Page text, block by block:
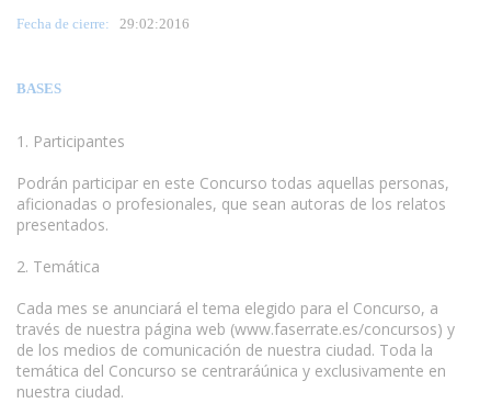
Fecha de cierre: 29:02:2016
BASES
1. Participantes
Podrán participar en este Concurso todas aquellas personas,
aficionadas o profesionales, que sean autoras de los relatos
presentados.
2. Temática
Cada mes se anunciará el tema elegido para el Concurso, a
través de nuestra página web (www.faserrate.es/concursos) y
de los medios de comunicación de nuestra ciudad. Toda la
temática del Concurso se centraráúnica y exclusivamente en
nuestra ciudad.